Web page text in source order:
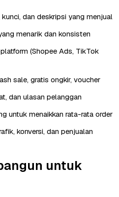
dan deskripsi yang menjual
menarik dan konsisten
(Shopee Ads, TikTok
sale, gratis ongkir, voucher
dan ulasan pelanggan
untuk menaikkan rata-rata order
konversi, dan penjualan
untuk